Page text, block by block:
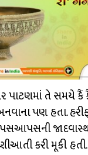
પાટણમાં તે સમયે કૈં
પણ હતા.
કરી મૂકી